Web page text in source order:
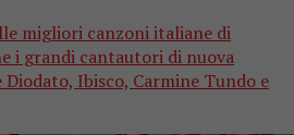
migliori canzoni italiane di
i grandi cantautori di nuova
Diodato, Ibisco, Carmine Tundo e